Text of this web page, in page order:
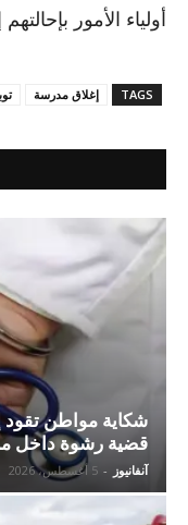
أولياء الأمور
TAGS إغلاق مدرسة
شكاية مواطن تقود
قضية رشوة داخل
آنفانيوز - 5 أغسطس، 2026